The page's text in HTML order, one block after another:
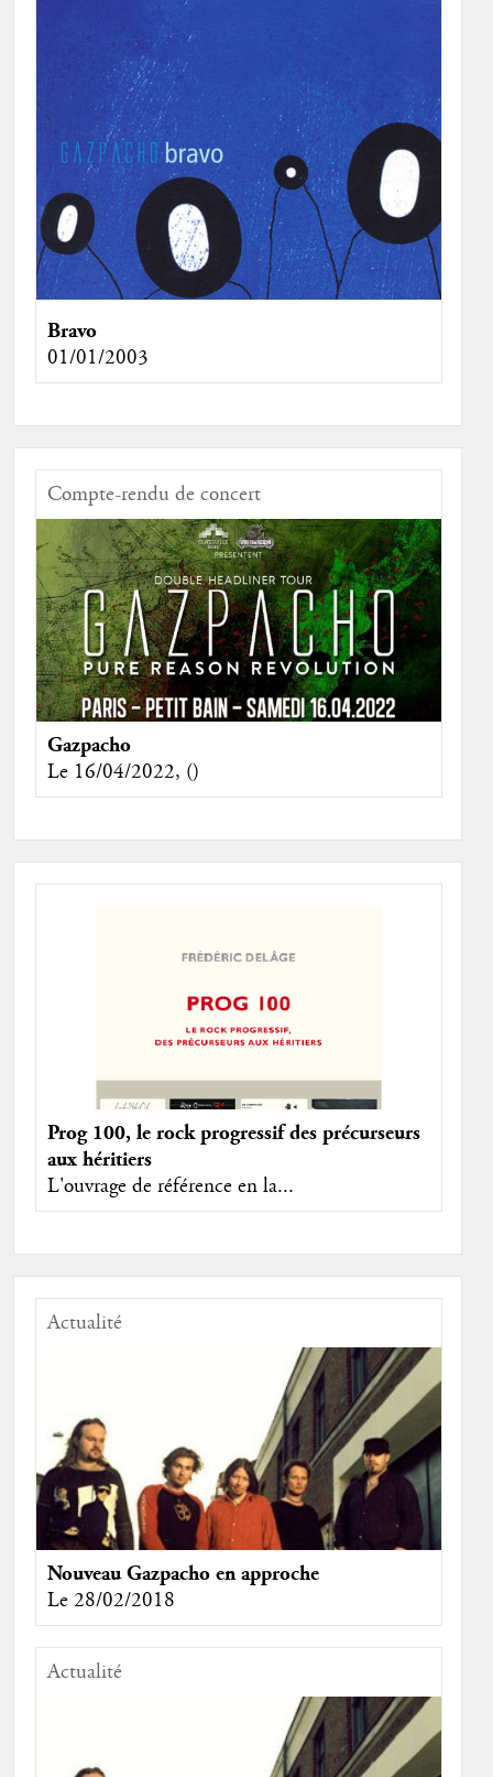
Bravo
01/01/2003
Compte-rendu de concert
Gazpacho
Le 16/04/2022, ()
Prog 100, le rock progressif des précurseurs
aux héritiers
L'ouvrage de référence en la...
Actualité
Nouveau Gazpacho en approche
Le 28/02/2018
Actualité